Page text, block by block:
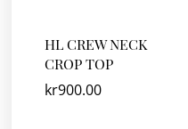
HL CREW NECK
CROP TOP
kr900.00